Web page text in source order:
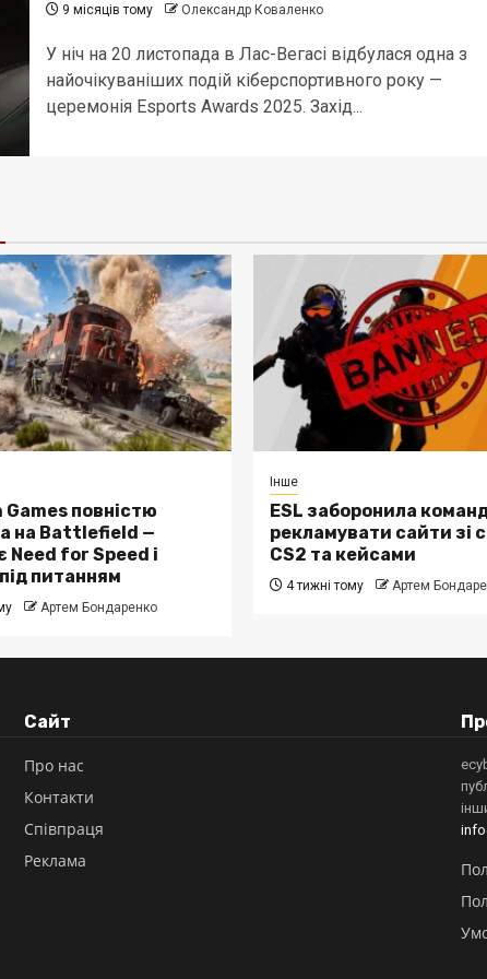
9 місяців тому Олександр Коваленко
У ніч на 20 листопада в Лас-Вегасі відбулася одна з
найочікуваніших подій кіберспортивного року —
церемонія Esports Awards 2025. Захід...
повністю
на Battlefield —
Need for Speed і
питанням
Артем Бондаренко
Інше
ESL заборонила
рекламувати сайти зі
CS2 та кейсами
4 тижні тому Артем
Сайт
Про нас
Контакти
Співпраця
Реклама